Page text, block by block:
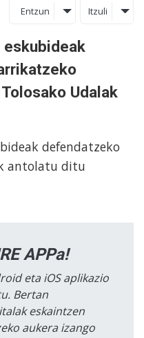
Entzun Itzuli
eskubideak
Udalak
defendatzeko
antolatu ditu
APPa!
eta iOS aplikazio
Bertan
eskaintzen
aukera izango